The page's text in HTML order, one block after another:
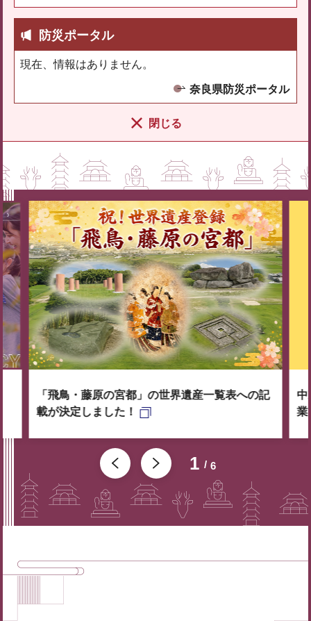
防災ポータル
現在、情報はありません。
奈良県防災ポータル
閉じる
1 6
「飛鳥・藤原の宮都」の世界遺産一覧表への記
載が決定しました！
中
業